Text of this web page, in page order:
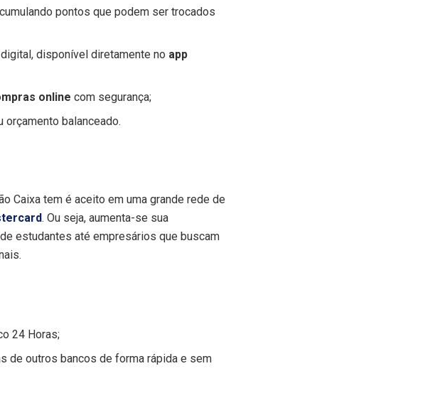
pontos que podem ser trocados
disponível diretamente no app
online com segurança;
orçamento balanceado.
Caixa tem é aceito em uma grande rede de
. Ou seja, aumenta-se sua
estudantes até empresários que buscam
24 Horas;
de outros bancos de forma rápida e sem